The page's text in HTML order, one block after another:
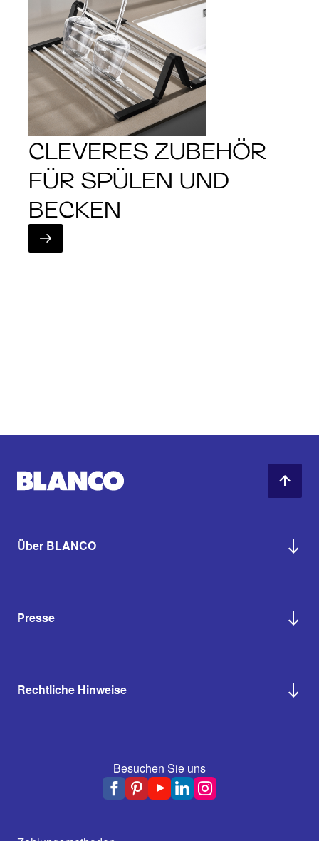
CLEVERES ZUBEHÖR
FÜR SPÜLEN UND
BECKEN
Über BLANCO
Presse
Rechtliche Hinweise
Besuchen Sie uns